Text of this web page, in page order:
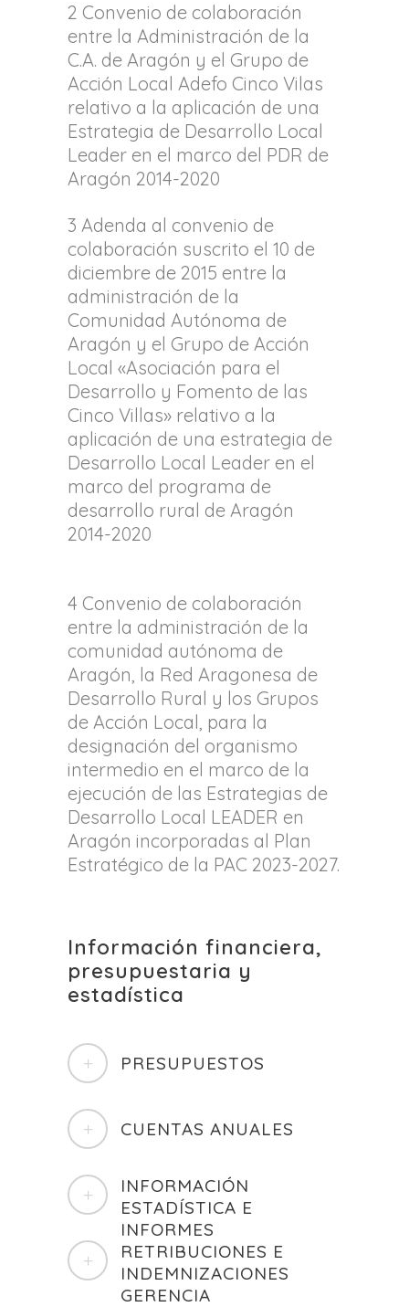
2 Convenio de colaboración
entre la Administración de la
C.A. de Aragón y el Grupo de
Acción Local Adefo Cinco Vilas
relativo a la aplicación de una
Estrategia de Desarrollo Local
Leader en el marco del PDR de
Aragón 2014-2020
3 Adenda al convenio de
colaboración suscrito el 10 de
diciembre de 2015 entre la
administración de la
Comunidad Autónoma de
Aragón y el Grupo de Acción
Local «Asociación para el
Desarrollo y Fomento de las
Cinco Villas» relativo a la
aplicación de una estrategia de
Desarrollo Local Leader en el
marco del programa de
desarrollo rural de Aragón
2014-2020
4 Convenio de colaboración
entre la administración de la
comunidad autónoma de
Aragón, la Red Aragonesa de
Desarrollo Rural y los Grupos
de Acción Local, para la
designación del organismo
intermedio en el marco de la
ejecución de las Estrategias de
Desarrollo Local LEADER en
Aragón incorporadas al Plan
Estratégico de la PAC 2023-2027.
Información financiera,
presupuestaria y
estadística
PRESUPUESTOS
CUENTAS ANUALES
INFORMACIÓN
ESTADÍSTICA E
INFORMES
RETRIBUCIONES E
INDEMNIZACIONES
GERENCIA